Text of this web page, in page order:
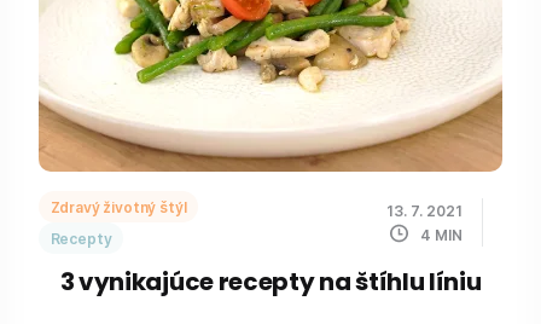
Zdravý životný štýl
Recepty
13. 7. 2021
4 MIN
3 vynikajúce recepty na štíhlu líniu